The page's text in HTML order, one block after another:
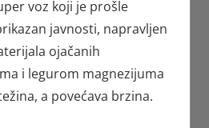
voz koji je prošle
javnosti, napravljen
ojačanih
i legurom magnezijuma
a povećava brzina.